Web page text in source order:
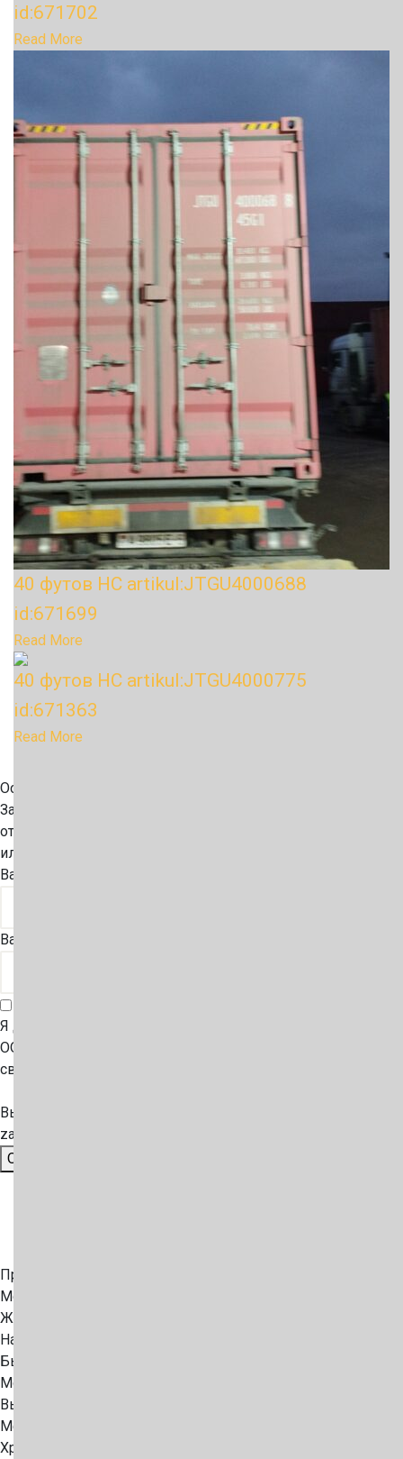
id:671702
Read More
40 футов HC artikul:JTGU4000688
id:671699
Read More
40 футов HC artikul:JTGU4000775
id:671363
Read More
Остались вопросы?
Заполните форму, и наши менеджеры свяжутся с вами,
ответят на все интересующие вопросы по поводу аренды
или покупки морских контейнеров
Ваше имя
Ваш телефон
Я даю согласие на обработку моих персональных данных
ООО "ТЕХЭНГРУПП" в целях обработки заявки и обратной
связи. Политика конфиденциальности
Вы можете отозвать своё согласие, написав на
zakaz@container-deshevo.ru
Отправить
Продажа
Морские контейнеры
ЖД контейнеры
Наши партнеры
Бытовки
Модульные полы
Выкуп
Международная логистика
Хранение контейнеров